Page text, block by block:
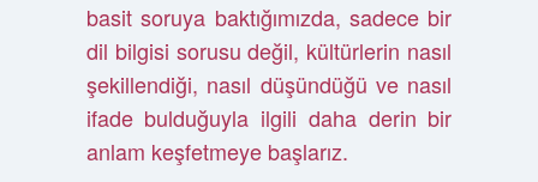
basit soruya baktığımızda, sadece bir
dil bilgisi sorusu değil, kültürlerin nasıl
şekillendiği, nasıl düşündüğü ve nasıl
ifade bulduğuyla ilgili daha derin bir
anlam keşfetmeye başlarız.